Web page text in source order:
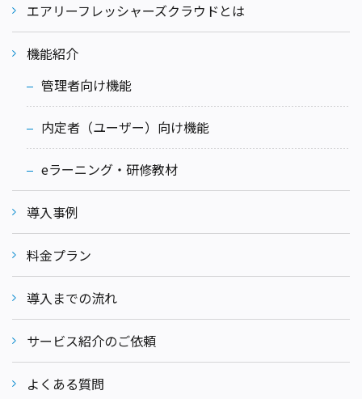
エアリーフレッシャーズクラウドとは
機能紹介
管理者向け機能
内定者（ユーザー）向け機能
eラーニング・研修教材
導入事例
料金プラン
導入までの流れ
サービス紹介のご依頼
よくある質問